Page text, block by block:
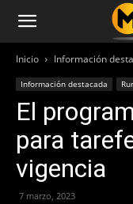
Inicio Información
Información destacada
El
para
vigencia
7 marzo, 2023